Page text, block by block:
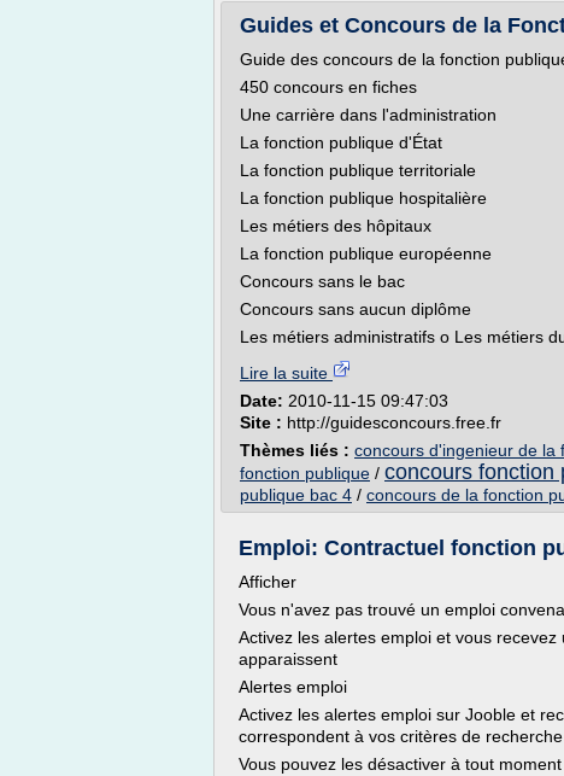
Guides et Concours de la
Guide des concours de la fonction
450 concours en fiches
Une carrière dans l'administration
La fonction publique d'État
La fonction publique territoriale
La fonction publique hospitalière
Les métiers des hôpitaux
La fonction publique européenne
Concours sans le bac
Concours sans aucun diplôme
Les métiers administratifs o Les métiers
Lire la suite
Date: 2010-11-15 09:47:03
Site : http://guidesconcours.free.fr
Thèmes liés : concours d'ingenieur de la
fonction publique / concours fonction
publique bac 4 / concours de la fonction
Emploi: Contractuel fonction
Afficher
Vous n'avez pas trouvé un emploi
Activez les alertes emploi et vous
apparaissent
Alertes emploi
Activez les alertes emploi sur Jooble et
correspondent à vos critères de
Vous pouvez les désactiver à tout moment